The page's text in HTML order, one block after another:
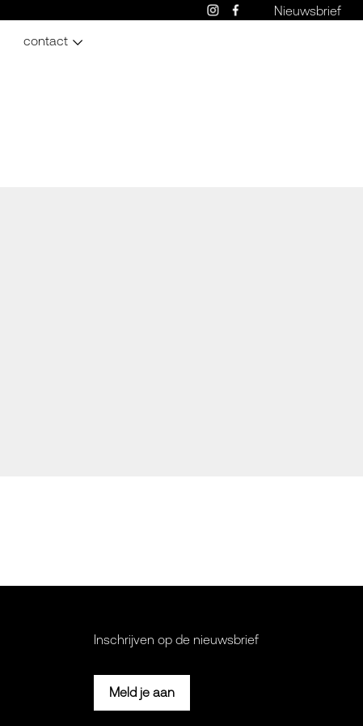
Nieuwsbrief
contact
Inschrijven op de nieuwsbrief
Meld je aan